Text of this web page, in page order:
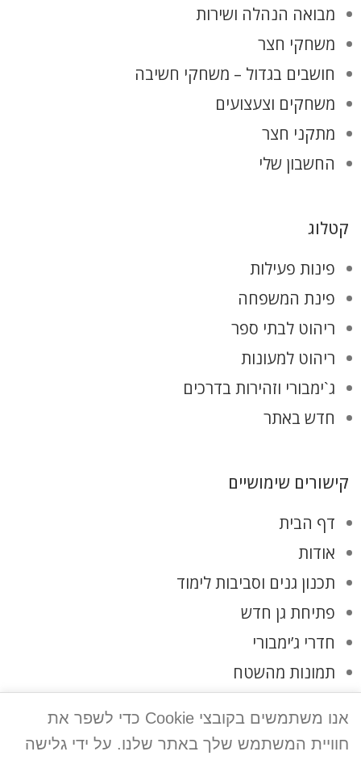
מבואה הנהלה ושירות
משחקי חצר
חושבים בגדול – משחקי חשיבה
משחקים וצעצועים
מתקני חצר
החשבון שלי
קטלוג
פינות פעילות
פינת המשפחה
ריהוט לבתי ספר
ריהוט למעונות
ג`ימבורי וזהירות בדרכים
חדש באתר
קישורים שימושיים
דף הבית
אודות
תכנון גנים וסביבות לימוד
פתיחת גן חדש
חדרי ג’ימבורי
תמונות מהשטח
אנו משתמשים בקובצי Cookie כדי לשפר את
חוויית המשתמש שלך באתר שלנו. על ידי גלישה